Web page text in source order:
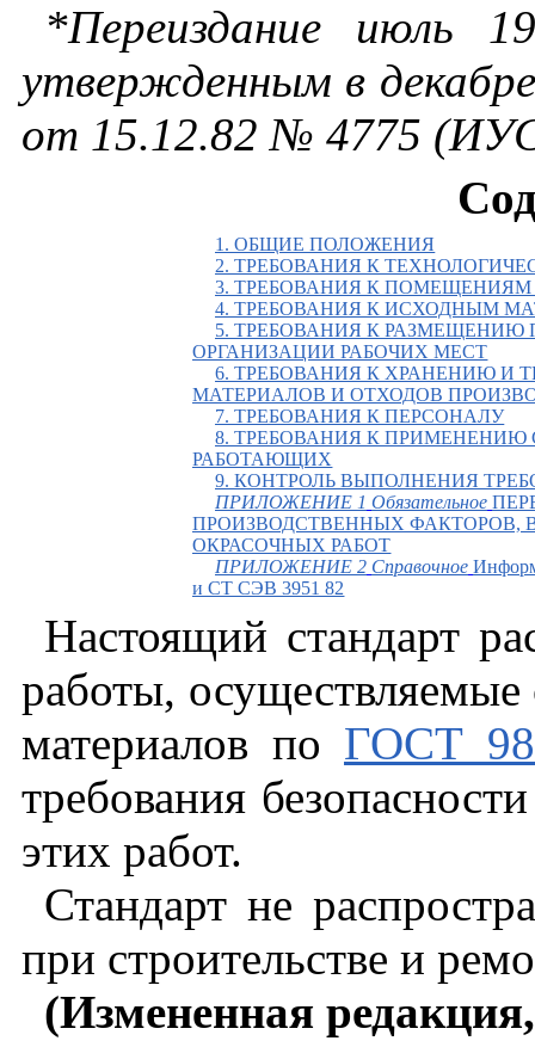
*Переиздание
утвержденным в
от 15.12.82 № 4775
1. ОБЩИЕ ПОЛОЖЕНИЯ
2. ТРЕБОВАНИЯ К
3. ТРЕБОВАНИЯ К
4. ТРЕБОВАНИЯ К ИСХОДНЫМ
5. ТРЕБОВАНИЯ К
ОРГАНИЗАЦИИ РАБОЧИХ МЕСТ
6. ТРЕБОВАНИЯ К ХРАНЕНИЮ И
МАТЕРИАЛОВ И ОТХОДОВ
7. ТРЕБОВАНИЯ К ПЕРСОНАЛУ
8. ТРЕБОВАНИЯ К
РАБОТАЮЩИХ
9. КОНТРОЛЬ ВЫПОЛНЕНИЯ
ПРИЛОЖЕНИЕ 1 Обязательное
ПРОИЗВОДСТВЕННЫХ
ОКРАСОЧНЫХ РАБОТ
ПРИЛОЖЕНИЕ 2 Справочное
и СТ СЭВ 3951 82
Настоящий стандарт
работы,
материалов по ГОСТ
требования
этих работ.
Стандарт не
при строительстве и
(Измененная